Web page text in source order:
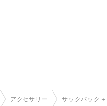
アクセサリー サックパック